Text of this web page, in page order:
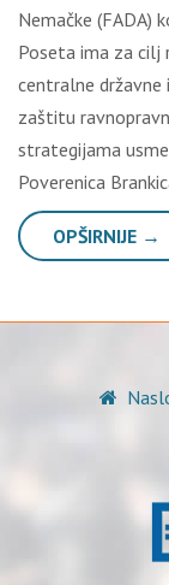
Nemačke (FADA)
Poseta ima za cilj
centralne državne
zaštitu
strategijama
Poverenica
OPŠIRNIJE →